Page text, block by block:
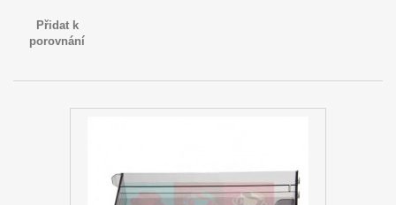
Přidat k
porovnání